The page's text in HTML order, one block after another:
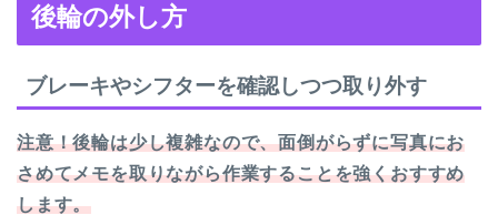
後輪の外し方
ブレーキやシフターを確認しつつ取り外す
注意！後輪は少し複雑なので、面倒がらずに写真にお
さめてメモを取りながら作業することを強くおすすめ
します。